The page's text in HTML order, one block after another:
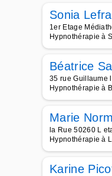
Sonia
1er Etage
Hypnothérapie à
Béatrice
35 rue Guillaume
Hypnothérapie à
Marie
la Rue 50260 L
Hypnothérapie à
Karine